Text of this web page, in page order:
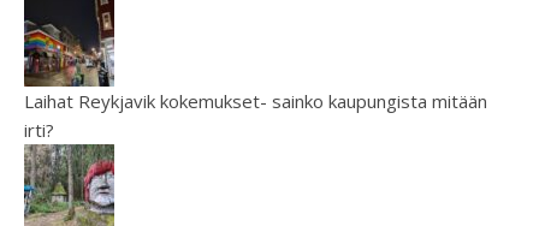
Laihat Reykjavik kokemukset- sainko kaupungista mitään
irti?